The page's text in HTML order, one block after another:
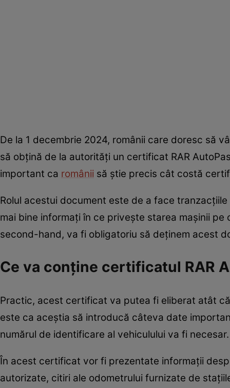
De la 1 decembrie 2024, românii care doresc să
să obțină de la autorități un certificat RAR
important ca românii să știe precis cât costă
Rolul acestui document este de a face
mai bine informați în ce privește starea mașinii
second-hand, va fi obligatoriu să deținem acest
Ce va conține certificatul RAR
Practic, acest certificat va putea fi eliberat atât
este ca aceștia să introducă câteva date
numărul de identificare al vehiculului va fi necesar.
În acest certificat vor fi prezentate informații
autorizate, citiri ale odometrului furnizate de